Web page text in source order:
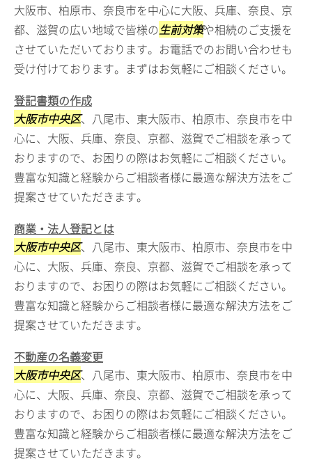
大阪市、柏原市、奈良市を中心に大阪、兵庫、奈良、京
都、滋賀の広い地域で皆様の生前対策や相続のご支援を
させていただいております。お電話でのお問い合わせも
受け付けております。まずはお気軽にご相談ください。
登記書類の作成
大阪市中央区、八尾市、東大阪市、柏原市、奈良市を中
心に、大阪、兵庫、奈良、京都、滋賀でご相談を承って
おりますので、お困りの際はお気軽にご相談ください。
豊富な知識と経験からご相談者様に最適な解決方法をご
提案させていただきます。
商業・法人登記とは
大阪市中央区、八尾市、東大阪市、柏原市、奈良市を中
心に、大阪、兵庫、奈良、京都、滋賀でご相談を承って
おりますので、お困りの際はお気軽にご相談ください。
豊富な知識と経験からご相談者様に最適な解決方法をご
提案させていただきます。
不動産の名義変更
大阪市中央区、八尾市、東大阪市、柏原市、奈良市を中
心に、大阪、兵庫、奈良、京都、滋賀でご相談を承って
おりますので、お困りの際はお気軽にご相談ください。
豊富な知識と経験からご相談者様に最適な解決方法をご
提案させていただきます。